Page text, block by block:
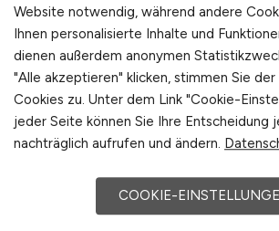
Social Media & Networks
Arbeitgeber Kontakt
Karrierenetzwerk
Website notwendig, während andere
Ihnen personalisierte Inhalte und
dienen außerdem anonymen
"Alle akzeptieren" klicken, stimmen Sie
Cookies zu. Unter dem Link "Cookie-
jeder Seite können Sie Ihre Entscheidung
nachträglich aufrufen und ändern.
COOKIE-